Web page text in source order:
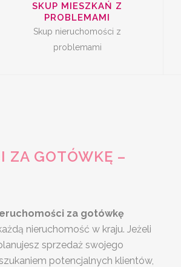
SKUP MIESZKAŃ Z
PROBLEMAMI
Skup nieruchomości z
problemami
ZA GOTÓWKĘ –
za gotówkę
nieruchomość w kraju. Jeżeli
sprzedaż swojego
potencjalnych klientów,